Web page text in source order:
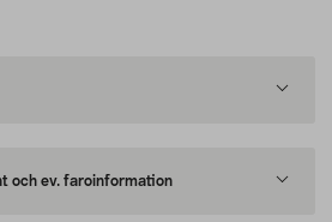
och ev. faroinformation